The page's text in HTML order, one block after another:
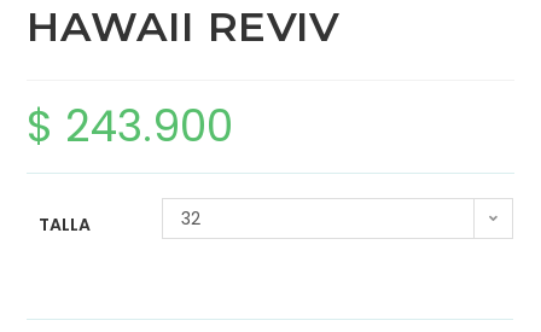
HAWAII REVIV
$ 243.900
TALLA 32